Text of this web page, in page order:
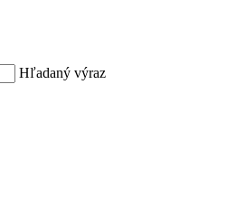
Hľadaný výraz